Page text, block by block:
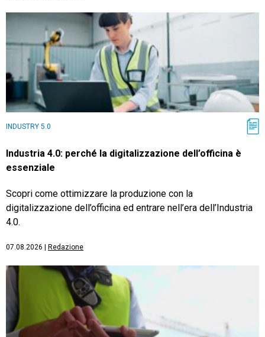
INDUSTRY 5.0
Industria 4.0: perché la digitalizzazione dell’officina è
essenziale
Scopri come ottimizzare la produzione con la
digitalizzazione dell’officina ed entrare nell’era dell’Industria
4.0.
07.08.2026 Redazione